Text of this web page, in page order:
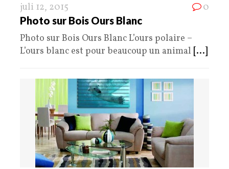
juli 12, 2015 0
Photo sur Bois Ours Blanc
Photo sur Bois Ours Blanc L’ours polaire –
L’ours blanc est pour beaucoup un animal [...]